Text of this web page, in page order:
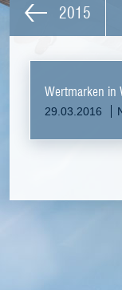
2015
Wertmarken in
29.03.2016